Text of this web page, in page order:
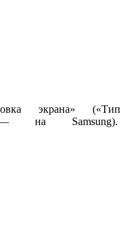
экрана» («Тип
— на Samsung).